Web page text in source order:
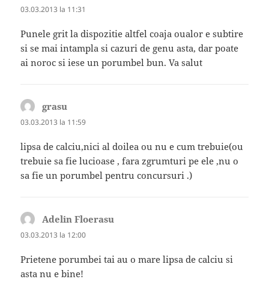
03.03.2013 la 11:31
Punele grit la dispozitie altfel coaja oualor e subtire
si se mai intampla si cazuri de genu asta, dar poate
ai noroc si iese un porumbel bun. Va salut
grasu
03.03.2013 la 11:59
lipsa de calciu,nici al doilea ou nu e cum trebuie(ou
trebuie sa fie lucioase , fara zgrumturi pe ele ,nu o
sa fie un porumbel pentru concursuri .)
Adelin Floerasu
03.03.2013 la 12:00
Prietene porumbei tai au o mare lipsa de calciu si
asta nu e bine!